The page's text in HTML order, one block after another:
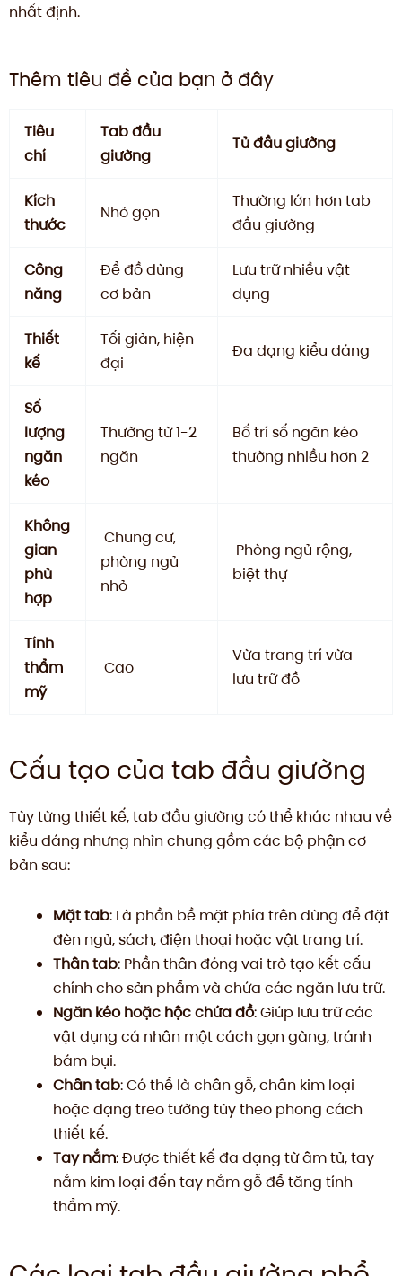
nhất định.
Thêm tiêu đề của bạn ở đây
Tiêu
chí
Tab đầu
giường
Tủ đầu giường
Kích
thước
Nhỏ gọn
Thường lớn hơn tab
đầu giường
Công
năng
Để đồ dùng
cơ bản
Lưu trữ nhiều vật
dụng
Thiết
kế
Tối giản, hiện
đại
Đa dạng kiểu dáng
Số
lượng
ngăn
kéo
Thường từ 1-2
ngăn
Bố trí số ngăn kéo
thường nhiều hơn 2
Không
gian
phù
hợp
Chung cư,
phòng ngủ
nhỏ
Phòng ngủ rộng,
biệt thự
Tính
thẩm
mỹ
Cao
Vừa trang trí vừa
lưu trữ đồ
Cấu tạo của tab đầu giường
Tùy từng thiết kế, tab đầu giường có thể khác nhau về
kiểu dáng nhưng nhìn chung gồm các bộ phận cơ
bản sau:
Mặt tab: Là phần bề mặt phía trên dùng để đặt
đèn ngủ, sách, điện thoại hoặc vật trang trí.
Thân tab: Phần thân đóng vai trò tạo kết cấu
chính cho sản phẩm và chứa các ngăn lưu trữ.
Ngăn kéo hoặc hộc chứa đồ: Giúp lưu trữ các
vật dụng cá nhân một cách gọn gàng, tránh
bám bụi.
Chân tab: Có thể là chân gỗ, chân kim loại
hoặc dạng treo tường tùy theo phong cách
thiết kế.
Tay nắm: Được thiết kế đa dạng từ âm tủ, tay
nắm kim loại đến tay nắm gỗ để tăng tính
thẩm mỹ.